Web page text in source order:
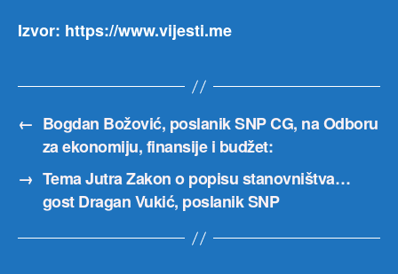
Izvor: https://www.vijesti.me
← Bogdan Božović, poslanik SNP CG, na Odboru
za ekonomiju, finansije i budžet:
→ Tema Jutra Zakon o popisu stanovništva…
gost Dragan Vukić, poslanik SNP